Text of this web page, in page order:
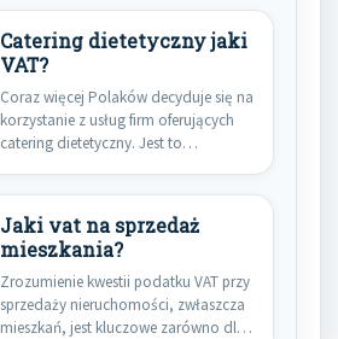
Catering dietetyczny jaki
VAT?
Coraz więcej Polaków decyduje się na
korzystanie z usług firm oferujących
catering dietetyczny. Jest to…
Jaki vat na sprzedaż
mieszkania?
Zrozumienie kwestii podatku VAT przy
sprzedaży nieruchomości, zwłaszcza
mieszkań, jest kluczowe zarówno dla